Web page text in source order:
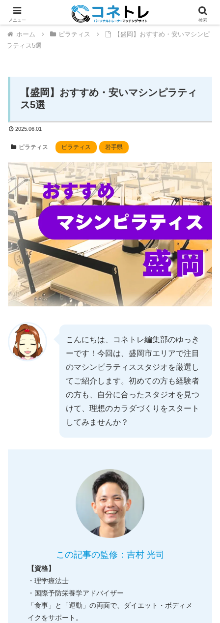
ホーム ピラティス
【盛岡】おすすめ・安いマシンピ
ラティス5選
【盛岡】おすすめ・安いマシンピラティ
ス5選
2025.06.01
ピラティス ピラティス 岩手県
こんにちは、コネトレ編集部のゆっき
ーです！今回は、盛岡市エリアで注目
のマシンピラティススタジオを厳選し
てご紹介します。初めての方も経験者
の方も、自分に合ったスタジオを見つ
けて、理想のカラダづくりをスタート
してみませんか？
この記事の監修：吉村 光司
【資格】
・理学療法士
・国際予防栄養学アドバイザー
「食事」と「運動」の両面で、ダイエット・ボディメ
イクをサポート。
メニュー 検索